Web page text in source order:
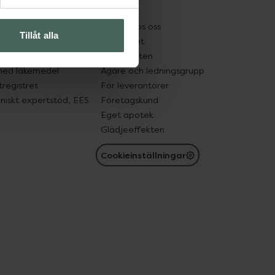
Tillåt alla
in gammal medicin
läkemedel
expertstöd, EES
Pressrum
Jobba hos oss
Hållbarhet
Samarbeten
Ägare och ledningsgrupp
För leverantörer
Företagskund
Eget apotek
Glädjeeffekten
Cookieinställningar